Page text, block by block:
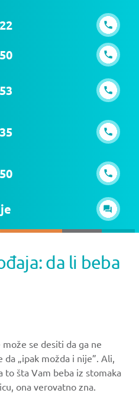
da li beba
se desiti da ga ne
„ipak možda i nije”. Ali,
to šta Vam beba iz stomaka
ona verovatno zna.